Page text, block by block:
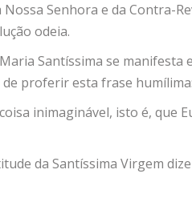
Nossa Senhora e da
odeia.
Santíssima se manifesta
proferir esta frase
inimaginável, isto é, que
da Santíssima Virgem